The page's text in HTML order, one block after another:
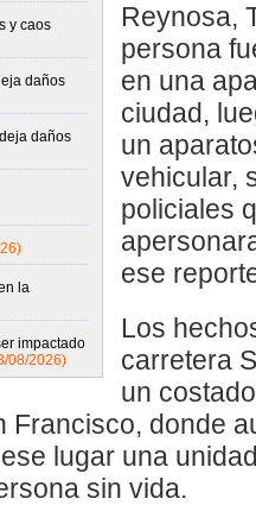
y caos
daños
daños
la
impactado
08/2026)
Reynosa,
persona
en una
ciudad,
un
vehicular,
policiales
ese
Los
carretera
un
Francisco, donde
lugar una
sin vida.